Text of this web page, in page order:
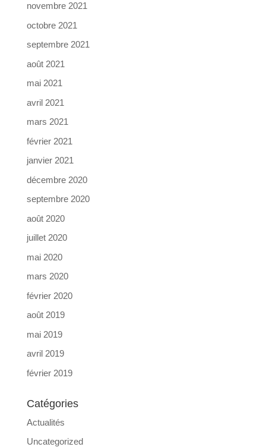
novembre 2021
octobre 2021
septembre 2021
août 2021
mai 2021
avril 2021
mars 2021
février 2021
janvier 2021
décembre 2020
septembre 2020
août 2020
juillet 2020
mai 2020
mars 2020
février 2020
août 2019
mai 2019
avril 2019
février 2019
Catégories
Actualités
Uncategorized